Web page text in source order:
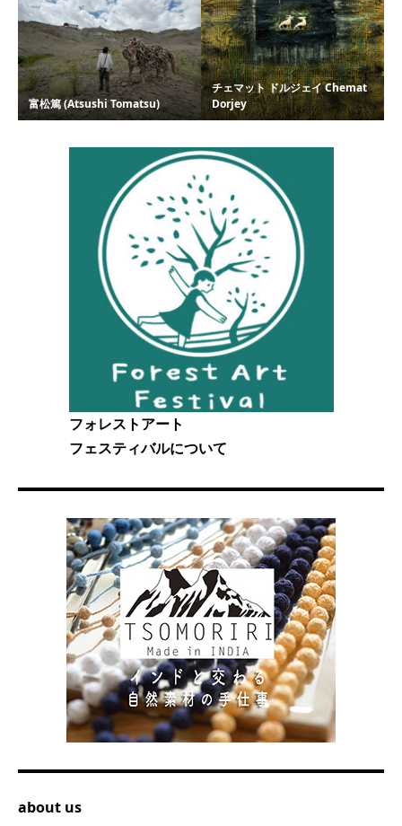
富松篤 (Atsushi Tomatsu)
チェマット ドルジェイ Chemat
Dorjey
フォレストアート
フェスティバルについて
about us